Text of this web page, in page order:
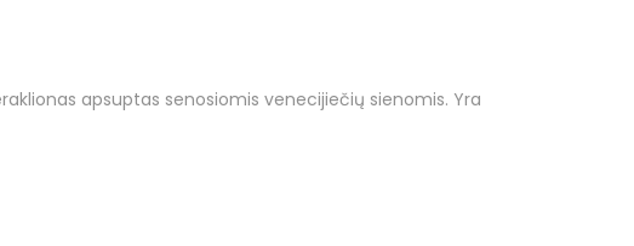
apsuptas senosiomis venecijiečių sienomis. Yra